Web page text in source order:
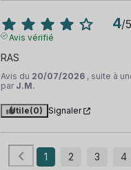
4/5
Avis vérifié
RAS
Avis du 20/07/2026 , suite à
par J.M.
Utile(0) Signaler
1 2 3 4